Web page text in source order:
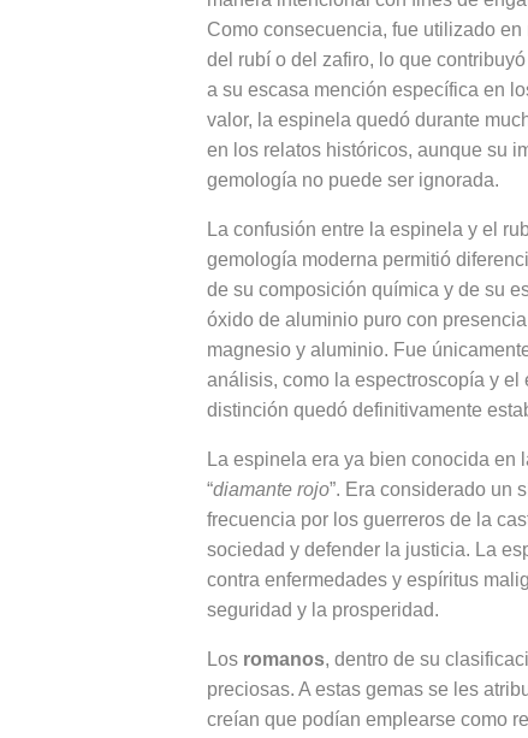
Como consecuencia, fue utilizado
del rubí o del zafiro, lo que
a su escasa mención específica en
valor, la espinela quedó durante
en los relatos históricos, aunque su
gemología no puede ser ignorada.
La confusión entre la espinela y el
gemología moderna permitió
de su composición química y de su
óxido de aluminio puro con
magnesio y aluminio. Fue
análisis, como la espectroscopía y
distinción quedó definitivamente
La espinela era ya bien conocida en
“diamante rojo”. Era considerado un
frecuencia por los guerreros de la
sociedad y defender la justicia. La
contra enfermedades y espíritus
seguridad y la prosperidad.
Los romanos, dentro de su
preciosas. A estas gemas se les
creían que podían emplearse como